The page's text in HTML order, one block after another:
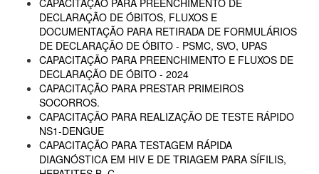
CAPACITAÇÃO PARA PREENCHIMENTO DE
DECLARAÇÃO DE ÓBITOS, FLUXOS E
DOCUMENTAÇÃO PARA RETIRADA DE FORMULÁRIOS
DE DECLARAÇÃO DE ÓBITO - PSMC, SVO, UPAS
CAPACITAÇÃO PARA PREENCHIMENTO E FLUXOS DE
DECLARAÇÃO DE ÓBITO - 2024
CAPACITAÇÃO PARA PRESTAR PRIMEIROS
SOCORROS.
CAPACITAÇÃO PARA REALIZAÇÃO DE TESTE RÁPIDO
NS1-DENGUE
CAPACITAÇÃO PARA TESTAGEM RÁPIDA
DIAGNÓSTICA EM HIV E DE TRIAGEM PARA SÍFILIS,